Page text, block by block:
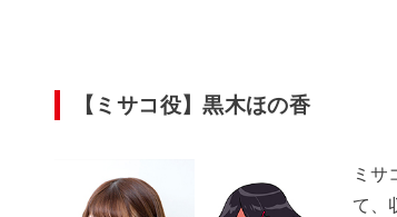
【ミサコ役】黒木ほの香
ミサ
て、